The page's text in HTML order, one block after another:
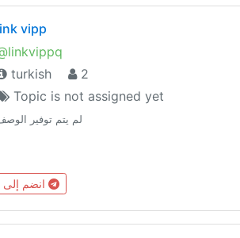
vipp
turkish
2
Topic is not assigned yet
لم يتم توفير